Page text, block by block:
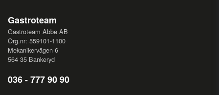
Gastroteam
Gastroteam Abbe AB
Org.nr: 559101-1100
Mekanikervägen 6
564 35 Bankeryd
036 - 777 90 90